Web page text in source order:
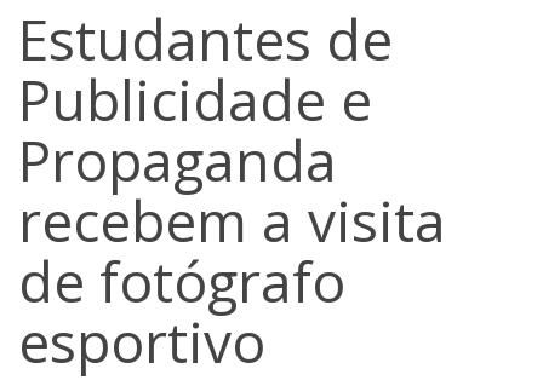
Estudantes de
Publicidade e
Propaganda
recebem a visita
de fotógrafo
esportivo